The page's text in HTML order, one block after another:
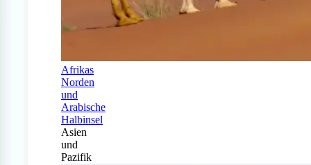
Afrikas
Norden
und
Arabische
Halbinsel
Asien
und
Pazifik